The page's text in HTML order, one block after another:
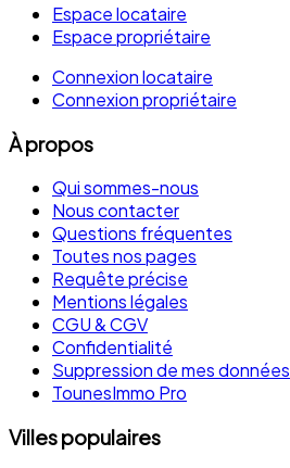
Espace locataire
Espace propriétaire
Connexion locataire
Connexion propriétaire
À propos
Qui sommes-nous
Nous contacter
Questions fréquentes
Toutes nos pages
Requête précise
Mentions légales
CGU & CGV
Confidentialité
Suppression de mes données
TounesImmo Pro
Villes populaires